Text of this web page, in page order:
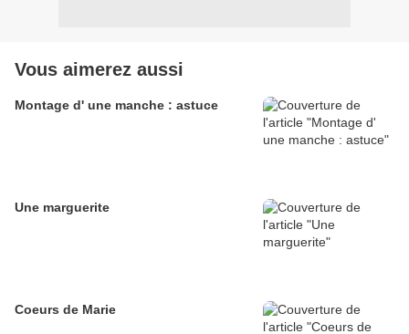
Vous aimerez aussi
Montage d' une manche : astuce
Une marguerite
Coeurs de Marie